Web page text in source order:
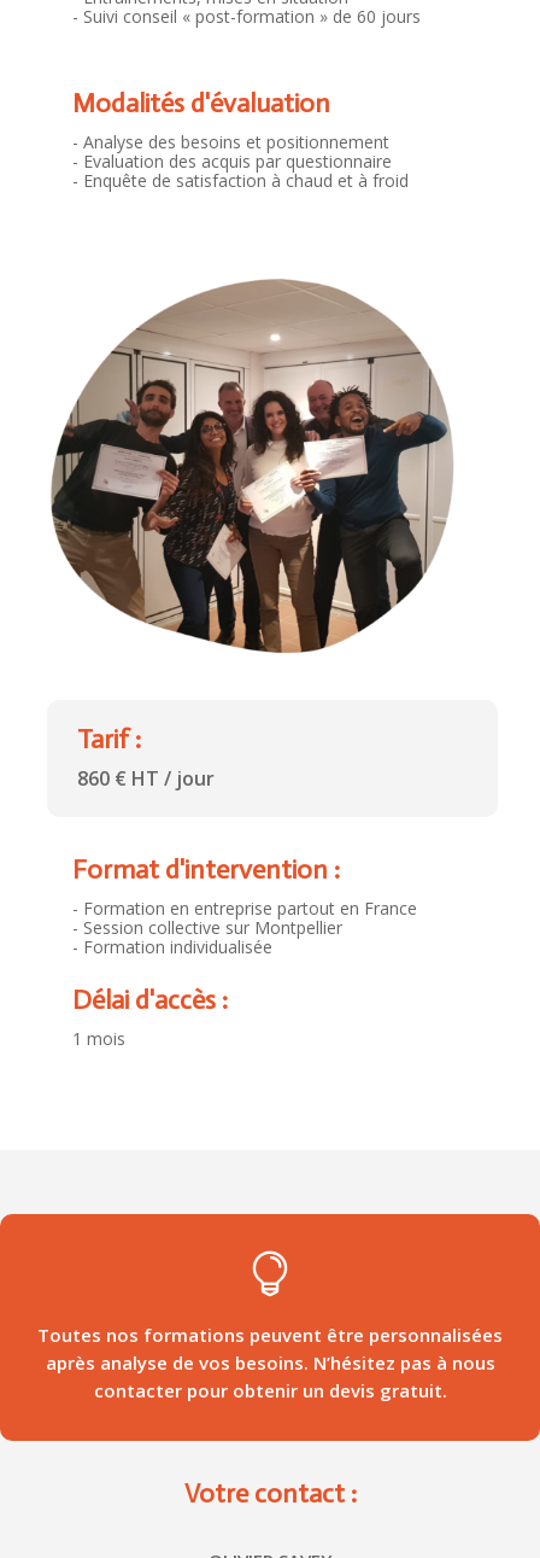
- Suivi conseil « post-formation » de 60 jours
Modalités d'évaluation
- Analyse des besoins et positionnement
- Evaluation des acquis par questionnaire
- Enquête de satisfaction à chaud et à froid
Tarif :
860 € HT / jour
Format d'intervention :
- Formation en entreprise partout en France
- Session collective sur Montpellier
- Formation individualisée
Délai d'accès :
1 mois

Toutes nos formations peuvent être personnalisées
après analyse de vos besoins. N’hésitez pas à nous
contacter pour obtenir un devis gratuit.
Votre contact :